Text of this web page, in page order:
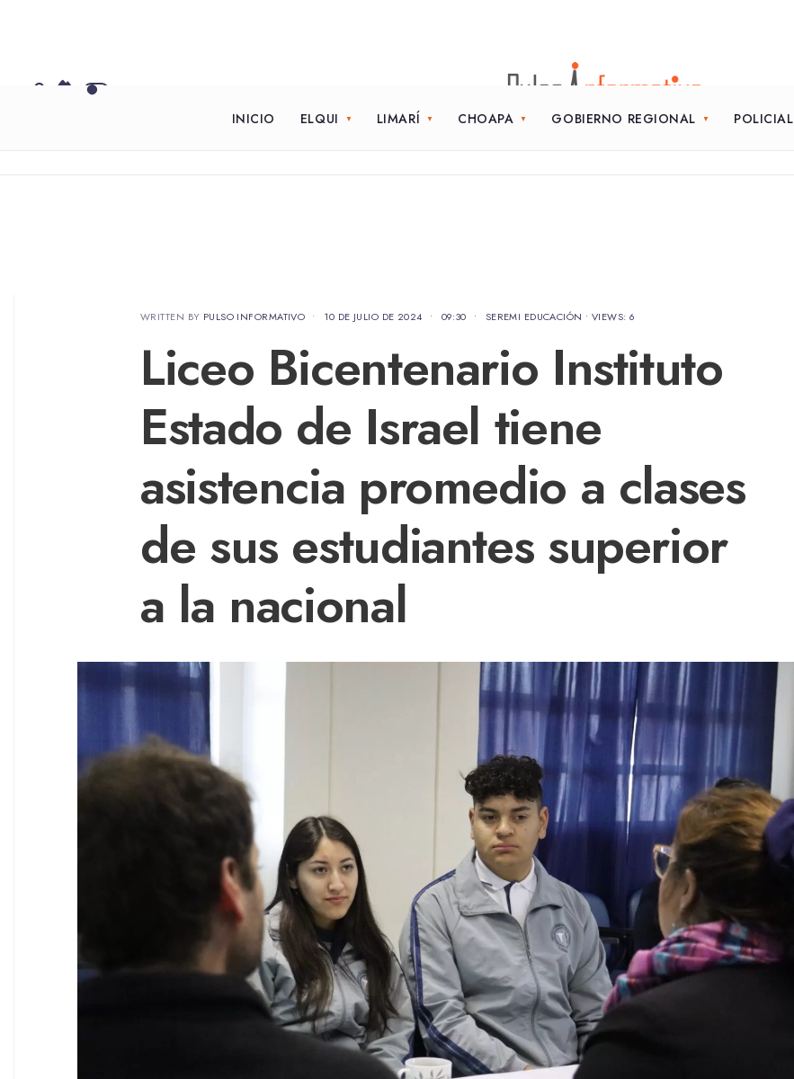
INICIO ELQUI LIMARÍ CHOAPA GOBIERNO REGIONAL POLICIAL
WRITTEN BY PULSO INFORMATIVO • 10 DE JULIO DE 2024 • 09:30 • SEREMI EDUCACIÓN •VIEWS: 6
Liceo Bicentenario Instituto
Estado de Israel tiene
asistencia promedio a clases
de sus estudiantes superior
a la nacional